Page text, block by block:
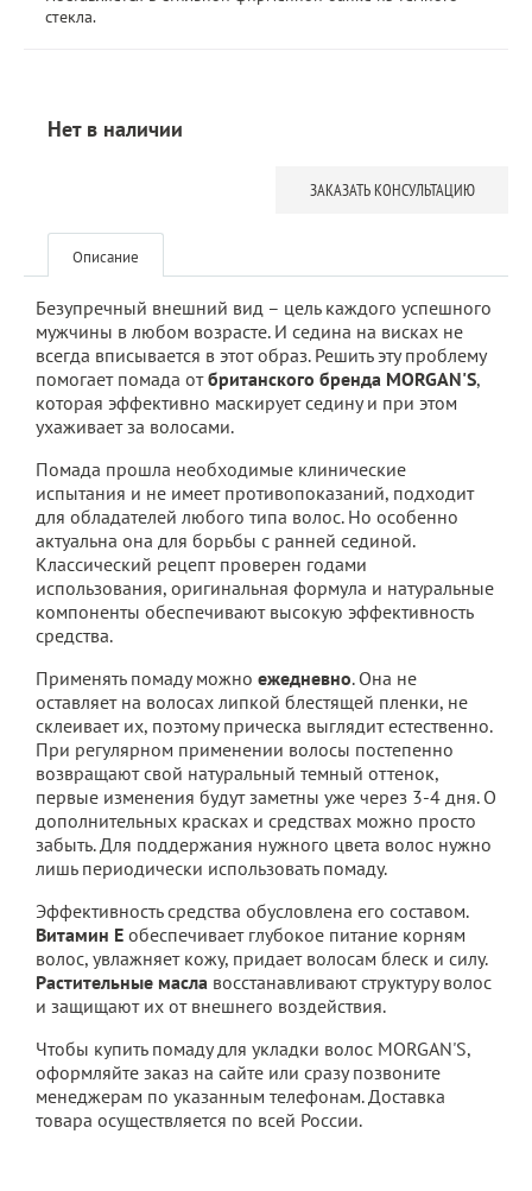
стекла.
Нет в наличии
ЗАКАЗАТЬ КОНСУЛЬТАЦИЮ
Описание
Безупречный внешний вид – цель каждого успешного
мужчины в любом возрасте. И седина на висках не
всегда вписывается в этот образ. Решить эту проблему
помогает помада отбританского бренда MORGAN'S,
которая эффективно маскирует седину и при этом
ухаживает за волосами.
Помада прошла необходимые клинические
испытания и не имеет противопоказаний, подходит
для обладателей любого типа волос. Но особенно
актуальна она для борьбы с ранней сединой.
Классический рецепт проверен годами
использования, оригинальная формула и натуральные
компоненты обеспечивают высокую эффективность
средства.
Применять помаду можно ежедневно. Она не
оставляет на волосах липкой блестящей пленки, не
склеивает их, поэтому прическа выглядит естественно.
При регулярном применении волосы постепенно
возвращают свой натуральный темный оттенок,
первые изменения будут заметны уже через 3-4 дня. О
дополнительных красках и средствах можно просто
забыть. Для поддержания нужного цвета волос нужно
лишь периодически использовать помаду.
Эффективность средства обусловлена его составом.
Витамин Е обеспечивает глубокое питание корням
волос, увлажняет кожу, придает волосам блеск и силу.
Растительные масла восстанавливают структуру волос
и защищают их от внешнего воздействия.
Чтобы купить помаду для укладки волос MORGAN'S,
оформляйте заказ на сайте или сразу позвоните
менеджерам по указанным телефонам. Доставка
товара осуществляется по всей России.